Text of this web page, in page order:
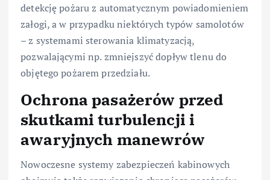
detekcję pożaru z automatycznym powiadomieniem
załogi, a w przypadku niektórych typów samolotów
– z systemami sterowania klimatyzacją,
pozwalającymi np. zmniejszyć dopływ tlenu do
objętego pożarem przedziału.
Ochrona pasażerów przed
skutkami turbulencji i
awaryjnych manewrów
Nowoczesne systemy zabezpieczeń kabinowych